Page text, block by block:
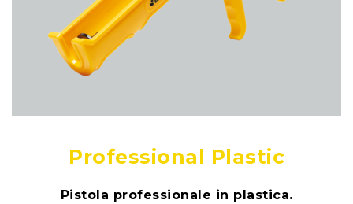
Professional Plastic
Pistola professionale in plastica.